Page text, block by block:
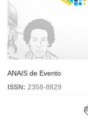
ANAIS de Evento
ISSN: 2358-8829